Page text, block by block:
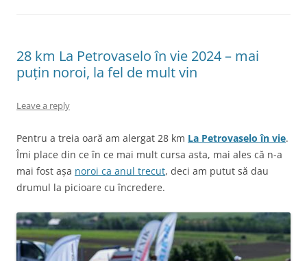
28 km La Petrovaselo în vie 2024 – mai
puțin noroi, la fel de mult vin
Leave a reply
Pentru a treia oară am alergat 28 km La Petrovaselo în vie.
Îmi place din ce în ce mai mult cursa asta, mai ales că n-a
mai fost așa noroi ca anul trecut, deci am putut să dau
drumul la picioare cu încredere.